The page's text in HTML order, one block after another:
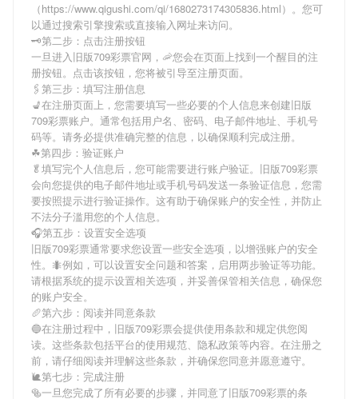
（https://www.qigushi.com/qi/1680273174305836.html）。您可
以通过搜索引擎搜索或直接输入网址来访问。
🗝第二步：点击注册按钮
一旦进入旧版709彩票官网，🦐您会在页面上找到一个醒目的注
册按钮。点击该按钮，您将被引导至注册页面。
🖇第三步：填写注册信息
💺在注册页面上，您需要填写一些必要的个人信息来创建旧版
709彩票账户。通常包括用户名、密码、电子邮件地址、手机号
码等。请务必提供准确完整的信息，以确保顺利完成注册。
☘第四步：验证账户
🥬填写完个人信息后，您可能需要进行账户验证。 旧版709彩票
会向您提供的电子邮件地址或手机号码发送一条验证信息，您需
要按照提示进行验证操作。这有助于确保账户的安全性，并防止
不法分子滥用您的个人信息。
🎧第五步：设置安全选项
旧版709彩票通常要求您设置一些安全选项，以增强账户的安全
性。🐜例如，可以设置安全问题和答案，启用两步验证等功能。
请根据系统的提示设置相关选项，并妥善保管相关信息，确保您
的账户安全。
🥖第六步：阅读并同意条款
🔵在注册过程中， 旧版709彩票会提供使用条款和规定供您阅
读。这些条款包括平台的使用规范、隐私政策等内容。在注册之
前，请仔细阅读并理解这些条款，并确保您同意并愿意遵守。
🐌第七步：完成注册
🥯一旦您完成了所有必要的步骤，并同意了旧版709彩票的条